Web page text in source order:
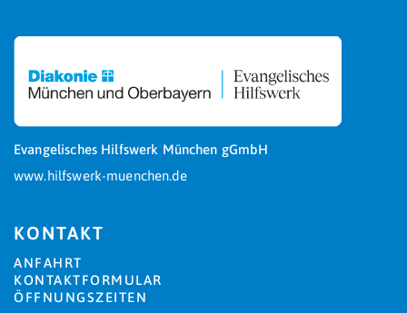
Evangelisches Hilfswerk München gGmbH
www.hilfswerk-muenchen.de
KONTAKT
ANFAHRT
KONTAKTFORMULAR
ÖFFNUNGSZEITEN